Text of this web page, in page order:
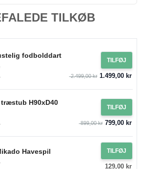
TILKØB
fodbolddart
TILFØJ
2.499,00 kr1.499,00 kr
H90xD40
TILFØJ
899,00 kr799,00 kr
Havespil
TILFØJ
129,00 kr